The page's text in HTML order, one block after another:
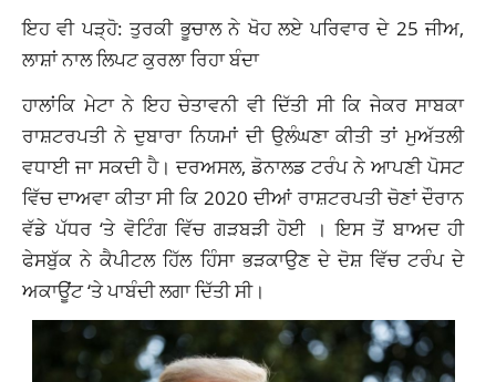
ਇਹ ਵੀ ਪੜ੍ਹੋ: ਤੁਰਕੀ ਭੂਚਾਲ ਨੇ ਖੋਹ ਲਏ ਪਰਿਵਾਰ ਦੇ 25 ਜੀਅ,
ਲਾਸ਼ਾਂ ਨਾਲ ਲਿਪਟ ਕੁਰਲਾ ਰਿਹਾ ਬੰਦਾ
ਹਾਲਾਂਕਿ ਮੇਟਾ ਨੇ ਇਹ ਚੇਤਾਵਨੀ ਵੀ ਦਿੱਤੀ ਸੀ ਕਿ ਜੇਕਰ ਸਾਬਕਾ
ਰਾਸ਼ਟਰਪਤੀ ਨੇ ਦੁਬਾਰਾ ਨਿਯਮਾਂ ਦੀ ਉਲੰਘਣਾ ਕੀਤੀ ਤਾਂ ਮੁਅੱਤਲੀ
ਵਧਾਈ ਜਾ ਸਕਦੀ ਹੈ। ਦਰਅਸਲ, ਡੋਨਾਲਡ ਟਰੰਪ ਨੇ ਆਪਣੀ ਪੋਸਟ
ਵਿੱਚ ਦਾਅਵਾ ਕੀਤਾ ਸੀ ਕਿ 2020 ਦੀਆਂ ਰਾਸ਼ਟਰਪਤੀ ਚੋਣਾਂ ਦੌਰਾਨ
ਵੱਡੇ ਪੱਧਰ ‘ਤੇ ਵੋਟਿੰਗ ਵਿੱਚ ਗੜਬੜੀ ਹੋਈ । ਇਸ ਤੋਂ ਬਾਅਦ ਹੀ
ਫੇਸਬੁੱਕ ਨੇ ਕੈਪੀਟਲ ਹਿੱਲ ਹਿੰਸਾ ਭੜਕਾਉਣ ਦੇ ਦੋਸ਼ ਵਿੱਚ ਟਰੰਪ ਦੇ
ਅਕਾਊਂਟ ‘ਤੇ ਪਾਬੰਦੀ ਲਗਾ ਦਿੱਤੀ ਸੀ।